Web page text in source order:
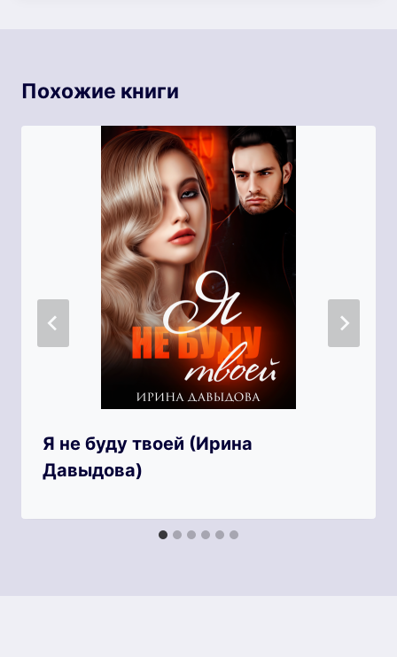
Похожие книги
Я не буду твоей (Ирина
Давыдова)